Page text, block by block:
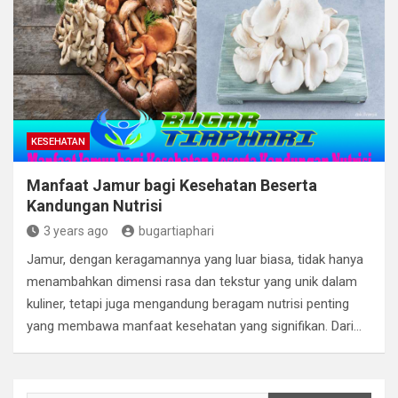
KESEHATAN
Manfaat Jamur bagi Kesehatan Beserta
Kandungan Nutrisi
3 years ago bugartiaphari
Jamur, dengan keragamannya yang luar biasa, tidak hanya
menambahkan dimensi rasa dan tekstur yang unik dalam
kuliner, tetapi juga mengandung beragam nutrisi penting
yang membawa manfaat kesehatan yang signifikan. Dari…